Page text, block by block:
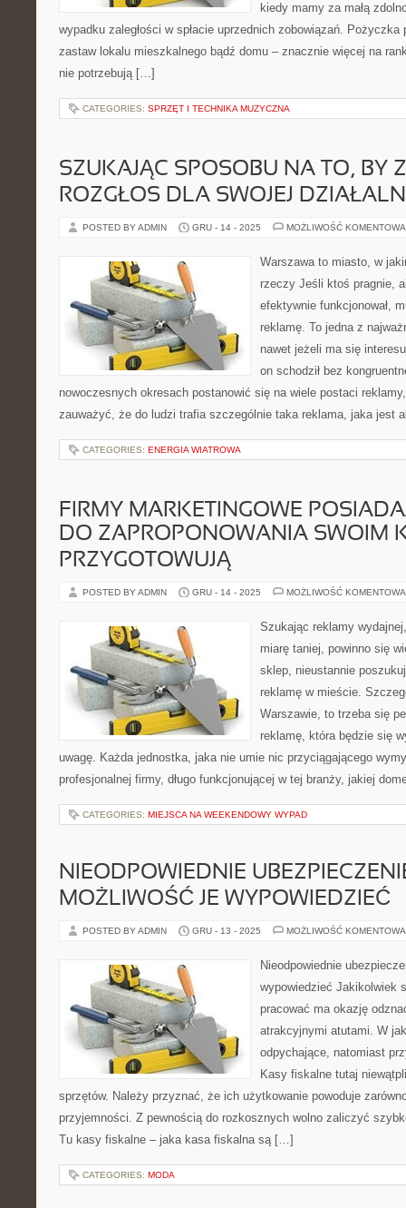
kiedy mamy za małą
wypadku zaległości w spłacie uprzednich zobowiązań.
zastaw lokalu mieszkalnego bądź domu – znacznie więcej na
nie potrzebują […]
CATEGORIES: SPRZĘT I TECHNIKA MUZYCZNA
SZUKAJĄC SPOSOBU NA TO, BY
ROZGŁOS DLA SWOJEJ
POSTED BY ADMIN GRU - 14 - 2025 MOŻLIWOŚĆ
Warszawa to miasto, w
rzeczy Jeśli ktoś pragnie,
efektywnie funkcjonował,
reklamę. To jedna z
nawet jeżeli ma się
on schodził bez
nowoczesnych okresach postanowić się na wiele postaci
zauważyć, że do ludzi trafia szczególnie taka reklama, jaka jest
CATEGORIES: ENERGIA WIATROWA
FIRMY MARKETINGOWE
DO ZAPROPONOWANIA SWOIM
PRZYGOTOWUJĄ
POSTED BY ADMIN GRU - 14 - 2025 MOŻLIWOŚĆ
Szukając reklamy
miarę taniej, powinno się
sklep, nieustannie
reklamę w mieście.
Warszawie, to trzeba się
reklamę, która będzie się
uwagę. Każda jednostka, jaka nie umie nic przyciągającego
profesjonalnej firmy, długo funkcjonującej w tej branży, jakiej
CATEGORIES: MIEJSCA NA WEEKENDOWY WYPAD
NIEODPOWIEDNIE
MOŻLIWOŚĆ JE WYPOWIEDZIEĆ
POSTED BY ADMIN GRU - 13 - 2025 MOŻLIWOŚĆ
Nieodpowiednie
wypowiedzieć Jakikolwiek
pracować ma okazję
atrakcyjnymi atutami. W
odpychające, natomiast
Kasy fiskalne tutaj
sprzętów. Należy przyznać, że ich użytkowanie powoduje
przyjemności. Z pewnością do rozkosznych wolno zaliczyć
Tu kasy fiskalne – jaka kasa fiskalna są […]
CATEGORIES: MODA